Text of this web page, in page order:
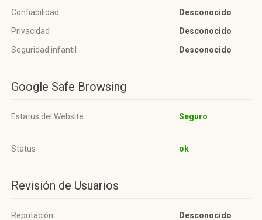
Confiabilidad
Desconocido
Privacidad
Desconocido
Seguridad infantil
Desconocido
Google Safe Browsing
Estatus del Website Seguro
Status ok
Revisión de Usuarios
Reputación Desconocido